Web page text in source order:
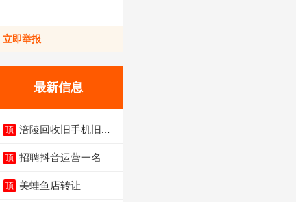
立即举报
最新信息
顶 涪陵回收旧手机旧电
顶 招聘抖音运营一名
顶 美蛙鱼店转让